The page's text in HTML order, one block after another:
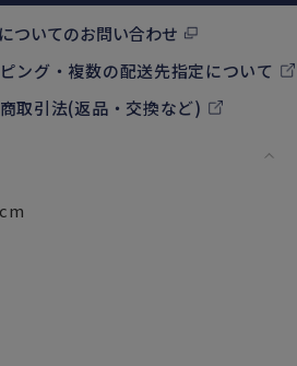
ついてのお問い合わせ
ング・複数の配送先指定について
取引法(返品・交換など)